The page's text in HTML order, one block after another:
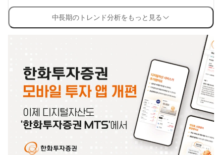
中長期のトレンド分析をもっと見る